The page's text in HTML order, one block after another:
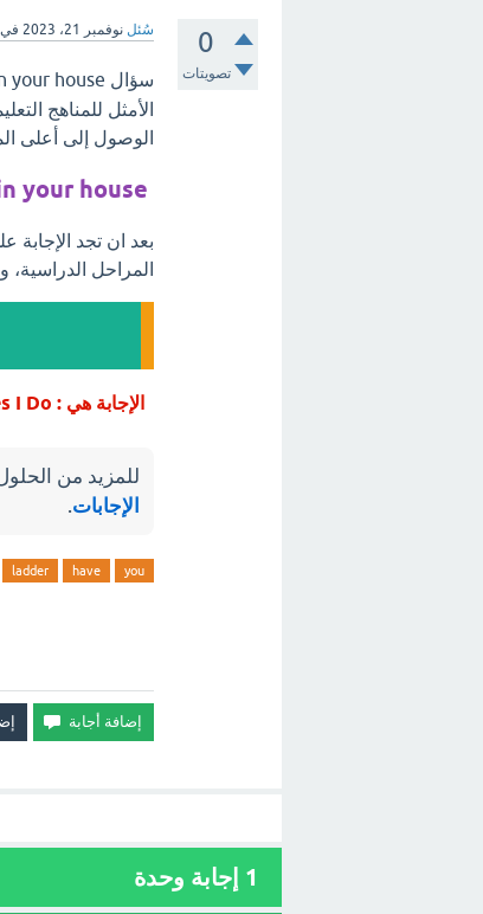
0
تصويتات
سُئل نوفمبر 21، 2023
سؤال Do you have a ladder in your house ، مرحبًا بكم في
الأمثل للمناهج
الوصول إلى أعلى
your house
المراحل
الإجابة هي : yes I Do.
للمزيد من
الإجابات.
you
have
ladder
1 إجابة وحدة